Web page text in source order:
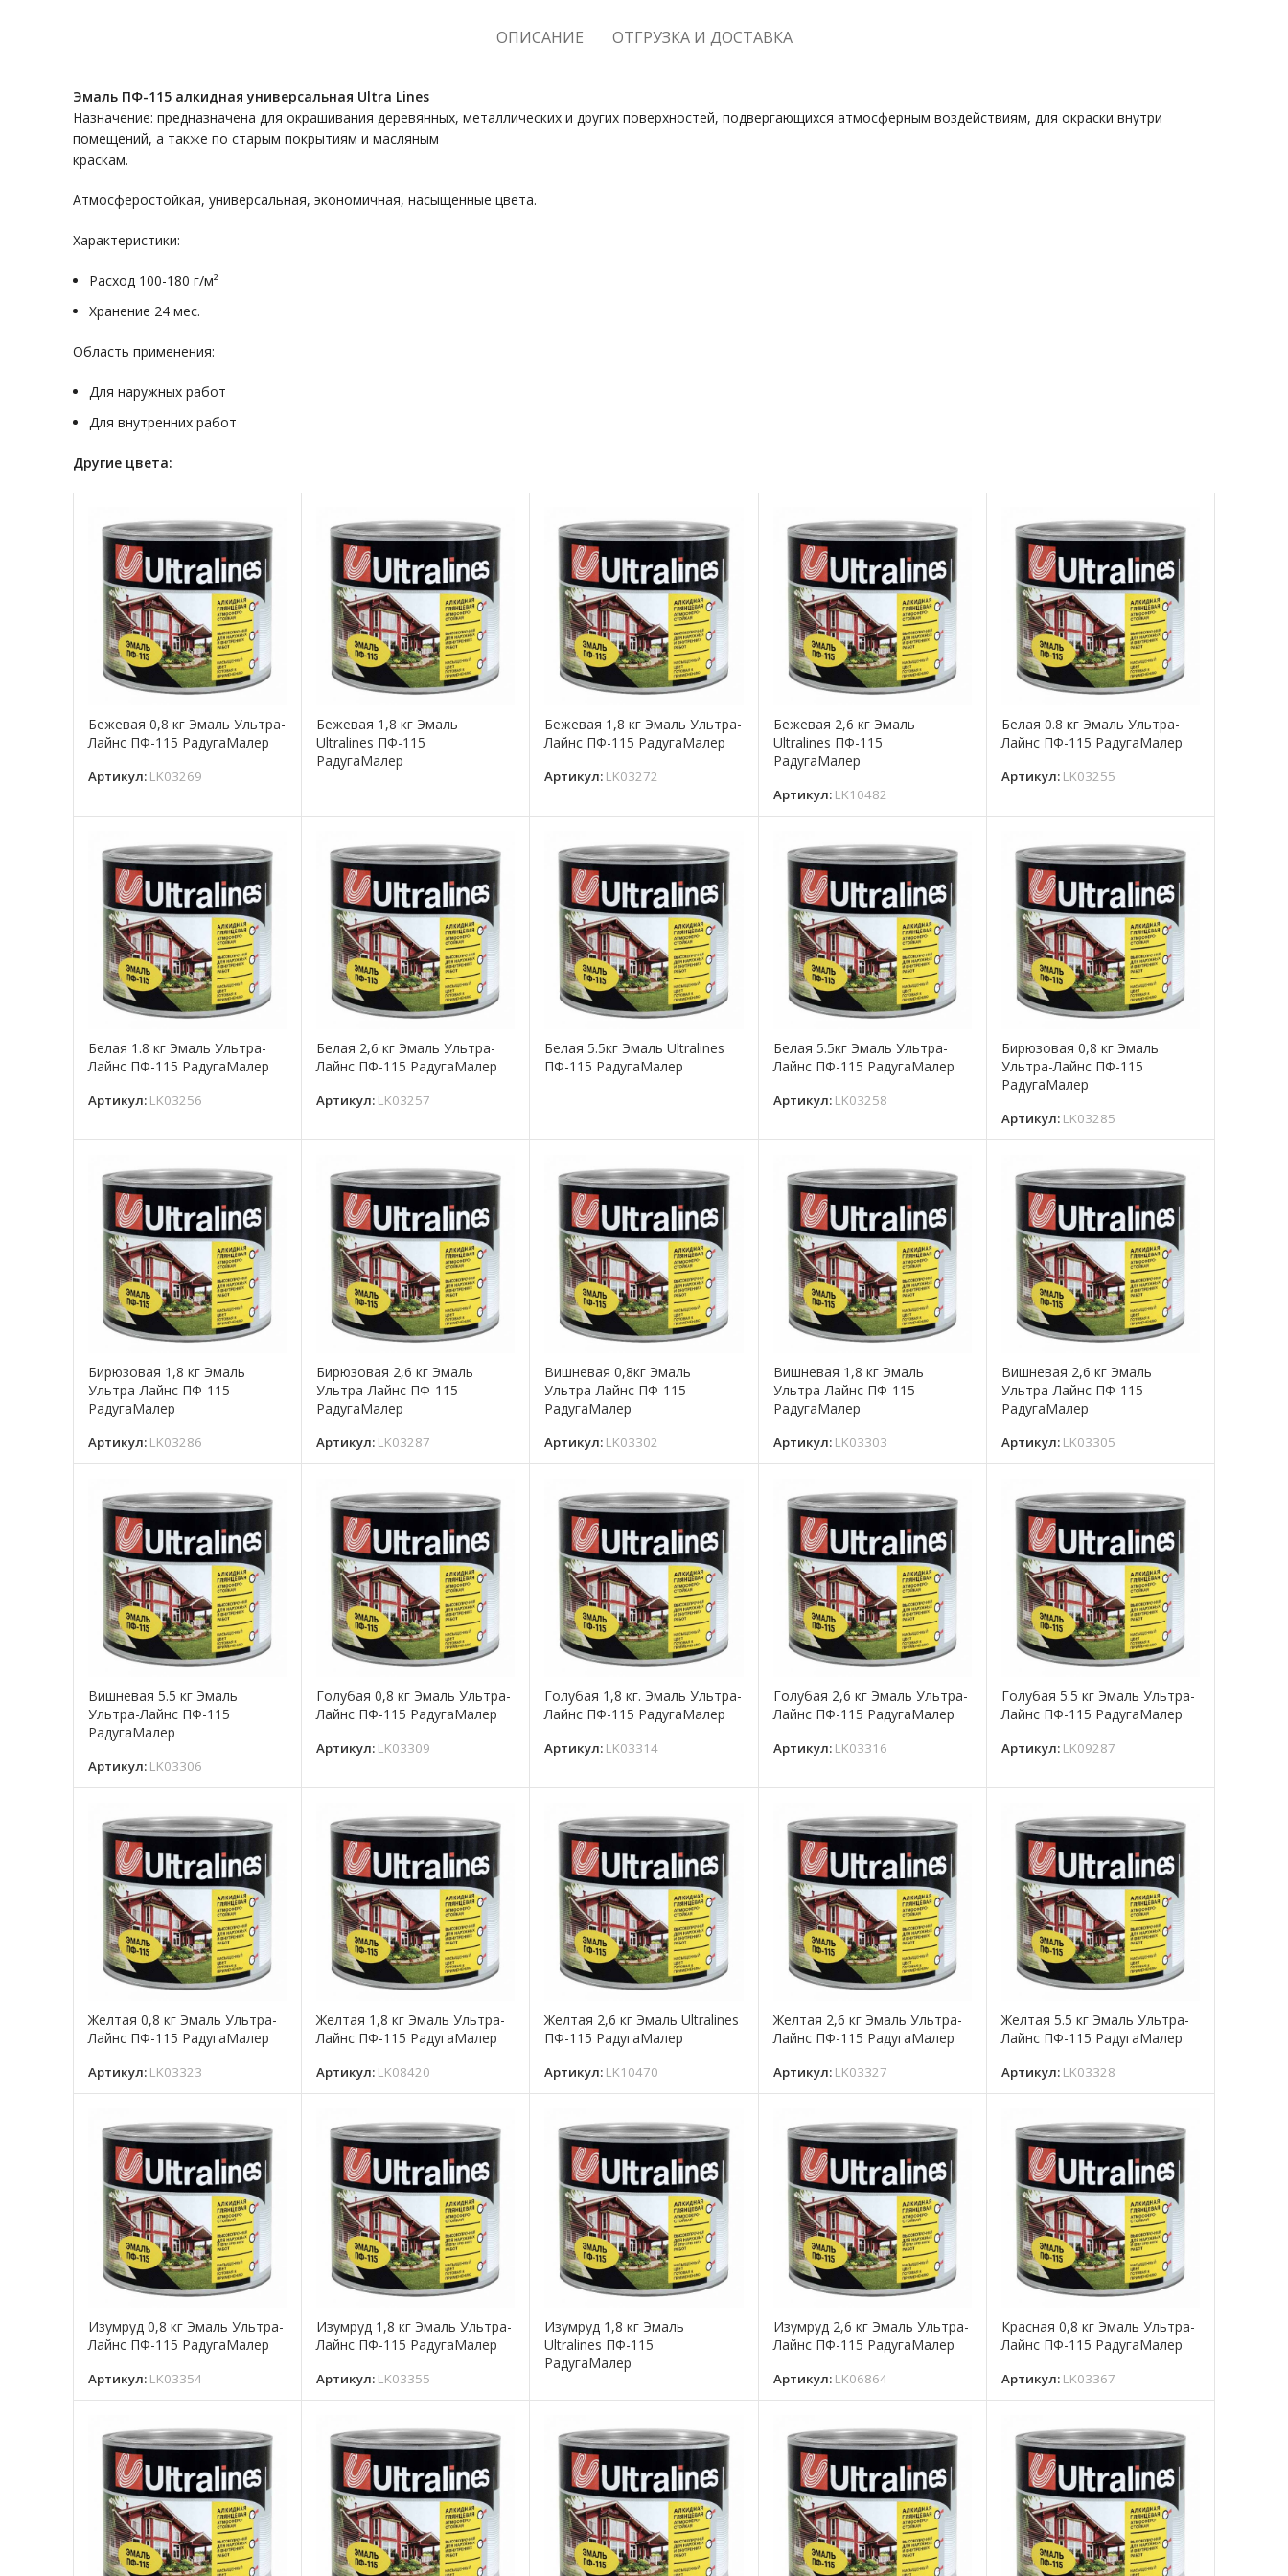
ОПИСАНИЕ ОТГРУЗКА И ДОСТАВКА
Эмаль ПФ-115 алкидная универсальная Ultra Lines
Назначение: предназначена для окрашивания деревянных, металлических и других поверхностей, подвергающихся атмосферным воздействиям, для окраски внутри
помещений, а также по старым покрытиям и масляным
краскам.
Атмосферостойкая, универсальная, экономичная, насыщенные цвета.
Характеристики:
Расход 100-180 г/м²
Хранение 24 мес.
Область применения:
Для наружных работ
Для внутренних работ
Другие цвета:
Бежевая 0,8 кг Эмаль Ультра-
Лайнс ПФ-115 РадугаМалер
Артикул: LK03269
Бежевая 1,8 кг Эмаль
Ultralines ПФ-115
РадугаМалер
Бежевая 1,8 кг Эмаль Ультра-
Лайнс ПФ-115 РадугаМалер
Артикул: LK03272
Бежевая 2,6 кг Эмаль
Ultralines ПФ-115
РадугаМалер
Артикул: LK10482
Белая 0.8 кг Эмаль Ультра-
Лайнс ПФ-115 РадугаМалер
Артикул: LK03255
Белая 1.8 кг Эмаль Ультра-
Лайнс ПФ-115 РадугаМалер
Артикул: LK03256
Белая 2,6 кг Эмаль Ультра-
Лайнс ПФ-115 РадугаМалер
Артикул: LK03257
Белая 5.5кг Эмаль Ultralines
ПФ-115 РадугаМалер
Белая 5.5кг Эмаль Ультра-
Лайнс ПФ-115 РадугаМалер
Артикул: LK03258
Бирюзовая 0,8 кг Эмаль
Ультра-Лайнс ПФ-115
РадугаМалер
Артикул: LK03285
Бирюзовая 1,8 кг Эмаль
Ультра-Лайнс ПФ-115
РадугаМалер
Артикул: LK03286
Бирюзовая 2,6 кг Эмаль
Ультра-Лайнс ПФ-115
РадугаМалер
Артикул: LK03287
Вишневая 0,8кг Эмаль
Ультра-Лайнс ПФ-115
РадугаМалер
Артикул: LK03302
Вишневая 1,8 кг Эмаль
Ультра-Лайнс ПФ-115
РадугаМалер
Артикул: LK03303
Вишневая 2,6 кг Эмаль
Ультра-Лайнс ПФ-115
РадугаМалер
Артикул: LK03305
Вишневая 5.5 кг Эмаль
Ультра-Лайнс ПФ-115
РадугаМалер
Артикул: LK03306
Голубая 0,8 кг Эмаль Ультра-
Лайнс ПФ-115 РадугаМалер
Артикул: LK03309
Голубая 1,8 кг. Эмаль Ультра-
Лайнс ПФ-115 РадугаМалер
Артикул: LK03314
Голубая 2,6 кг Эмаль Ультра-
Лайнс ПФ-115 РадугаМалер
Артикул: LK03316
Голубая 5.5 кг Эмаль Ультра-
Лайнс ПФ-115 РадугаМалер
Артикул: LK09287
Желтая 0,8 кг Эмаль Ультра-
Лайнс ПФ-115 РадугаМалер
Артикул: LK03323
Желтая 1,8 кг Эмаль Ультра-
Лайнс ПФ-115 РадугаМалер
Артикул: LK08420
Желтая 2,6 кг Эмаль Ultralines
ПФ-115 РадугаМалер
Артикул: LK10470
Желтая 2,6 кг Эмаль Ультра-
Лайнс ПФ-115 РадугаМалер
Артикул: LK03327
Желтая 5.5 кг Эмаль Ультра-
Лайнс ПФ-115 РадугаМалер
Артикул: LK03328
Изумруд 0,8 кг Эмаль Ультра-
Лайнс ПФ-115 РадугаМалер
Артикул: LK03354
Изумруд 1,8 кг Эмаль Ультра-
Лайнс ПФ-115 РадугаМалер
Артикул: LK03355
Изумруд 1,8 кг Эмаль
Ultralines ПФ-115
РадугаМалер
Изумруд 2,6 кг Эмаль Ультра-
Лайнс ПФ-115 РадугаМалер
Артикул: LK06864
Красная 0,8 кг Эмаль Ультра-
Лайнс ПФ-115 РадугаМалер
Артикул: LK03367